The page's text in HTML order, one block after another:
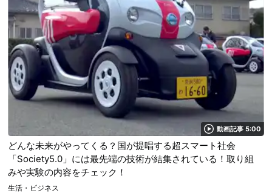
動画記事 5:00
どんな未来がやってくる？国が提唱する超スマート社会
「Society5.0」には最先端の技術が結集されている！取り組
みや実験の内容をチェック！
生活・ビジネス